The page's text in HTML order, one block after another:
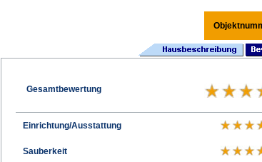
Gesamtbewertung
Einrichtung/Ausstattung
Sauberkeit